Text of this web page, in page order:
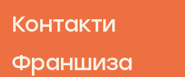
Контакти
Франшиза